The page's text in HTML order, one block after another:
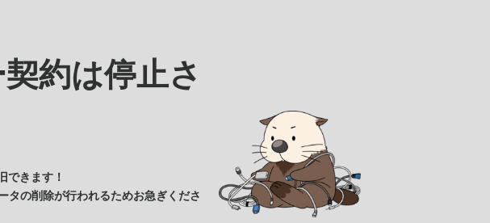
約は停止さ
できます！
タの削除が行われるためお急ぎくださ